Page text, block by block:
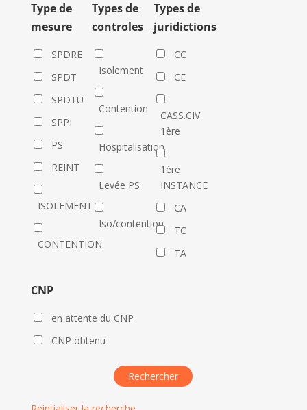
décision
Type de
mesure
SPDRE
SPDT
SPDTU
SPPI
PS
REINT
ISOLEMENT
CONTENTION
Types de
controles
Isolement
Contention
Hospitalisation
Levée PS
Iso/contention
Types de
juridictions
CC
CE
CASS.CIV
1ère
1ère
INSTANCE
CA
TC
TA
CNP
en attente du CNP
CNP obtenu